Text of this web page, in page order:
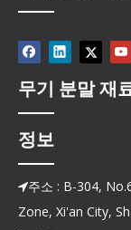
무기 분말 재
정보
주소 : B-304,
Zone, Xi'an City,